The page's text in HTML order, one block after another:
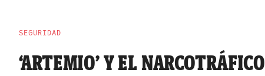
SEGURIDAD
‘ARTEMIO’ Y EL NARCOTRÁFICO